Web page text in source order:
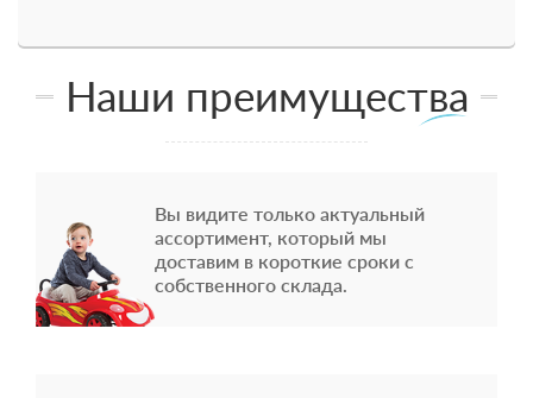
Наши преимущества
Вы видите только актуальный
ассортимент, который мы
доставим в короткие сроки с
собственного склада.